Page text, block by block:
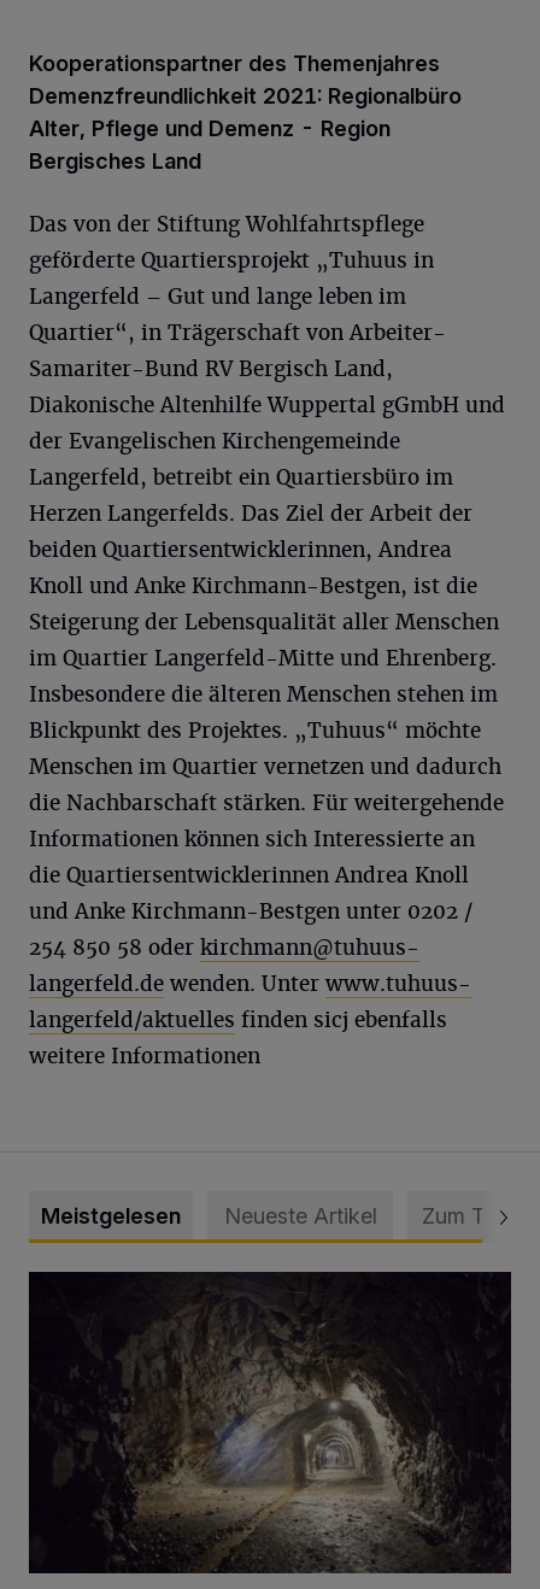
Kooperationspartner des Themenjahres
Demenzfreundlichkeit 2021: Regionalbüro
Alter, Pflege und Demenz - Region
Bergisches Land
Das von der Stiftung Wohlfahrtspflege
geförderte Quartiersprojekt „Tuhuus in
Langerfeld – Gut und lange leben im
Quartier“, in Trägerschaft von Arbeiter-
Samariter-Bund RV Bergisch Land,
Diakonische Altenhilfe Wuppertal gGmbH und
der Evangelischen Kirchengemeinde
Langerfeld, betreibt ein Quartiersbüro im
Herzen Langerfelds. Das Ziel der Arbeit der
beiden Quartiersentwicklerinnen, Andrea
Knoll und Anke Kirchmann-Bestgen, ist die
Steigerung der Lebensqualität aller Menschen
im Quartier Langerfeld-Mitte und Ehrenberg.
Insbesondere die älteren Menschen stehen im
Blickpunkt des Projektes. „Tuhuus“ möchte
Menschen im Quartier vernetzen und dadurch
die Nachbarschaft stärken. Für weitergehende
Informationen können sich Interessierte an
die Quartiersentwicklerinnen Andrea Knoll
und Anke Kirchmann-Bestgen unter 0202 /
254 850 58 oder kirchmann@tuhuus-
langerfeld.de wenden. Unter www.tuhuus-
langerfeld/aktuelles finden sicj ebenfalls
weitere Informationen
Meistgelesen Neueste Artikel Zum Thema